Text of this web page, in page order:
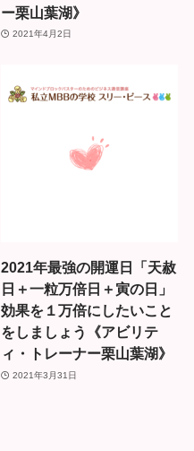
ー栗山葉湖》
2021年4月2日
2021年最強の開運日「天赦
日＋一粒万倍日＋寅の日」
効果を１万倍にしたいこと
をしましょう《アビリテ
ィ・トレーナー栗山葉湖》
2021年3月31日